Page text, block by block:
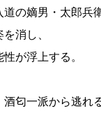
道の嫡男・太郎兵
消し、
が浮上する。
匂一派から逃れ